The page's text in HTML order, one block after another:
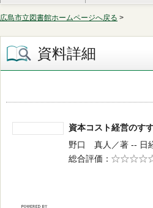
広島市立図書館ホームページへ戻る >
資料詳細
資本コスト経営のす
野口 真人／著 -- 日
総合評価
5段階評価